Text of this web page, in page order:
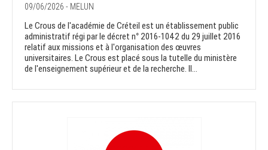
09/06/2026 - MELUN
Le Crous de l'académie de Créteil est un établissement public
administratif régi par le décret n° 2016-1042 du 29 juillet 2016
relatif aux missions et à l'organisation des œuvres
universitaires. Le Crous est placé sous la tutelle du ministère
de l'enseignement supérieur et de la recherche. Il...